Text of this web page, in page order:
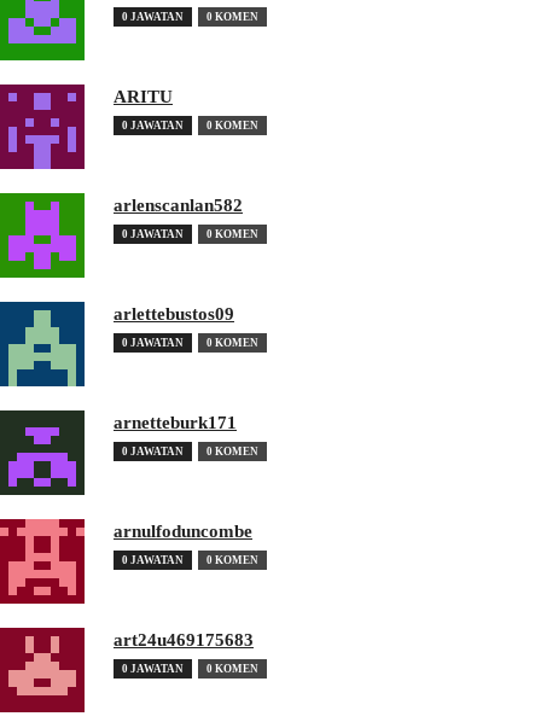
0 JAWATAN 0 KOMEN
ARITU
0 JAWATAN 0 KOMEN
arlenscanlan582
0 JAWATAN 0 KOMEN
arlettebustos09
0 JAWATAN 0 KOMEN
arnetteburk171
0 JAWATAN 0 KOMEN
arnulfoduncombe
0 JAWATAN 0 KOMEN
art24u469175683
0 JAWATAN 0 KOMEN